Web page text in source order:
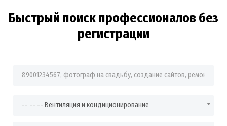
Быстрый поиск профессионалов без
регистрации
Фраза для поиска
-- -- -- Вентиляция и кондиционирование